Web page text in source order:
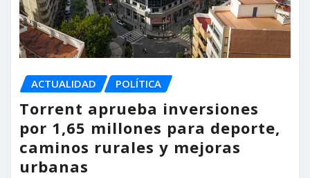
ACTUALIDAD POLÍTICA
Torrent aprueba inversiones
por 1,65 millones para deporte,
caminos rurales y mejoras
urbanas